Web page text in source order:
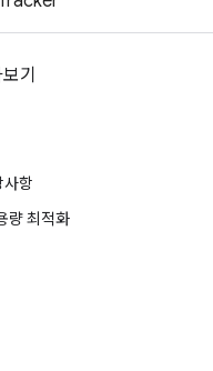
기
사항
량 최적화